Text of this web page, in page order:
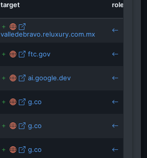
target role
valledebravo.reluxury.com.mx
ftc.gov
ai.google.dev
g.co
g.co
g.co